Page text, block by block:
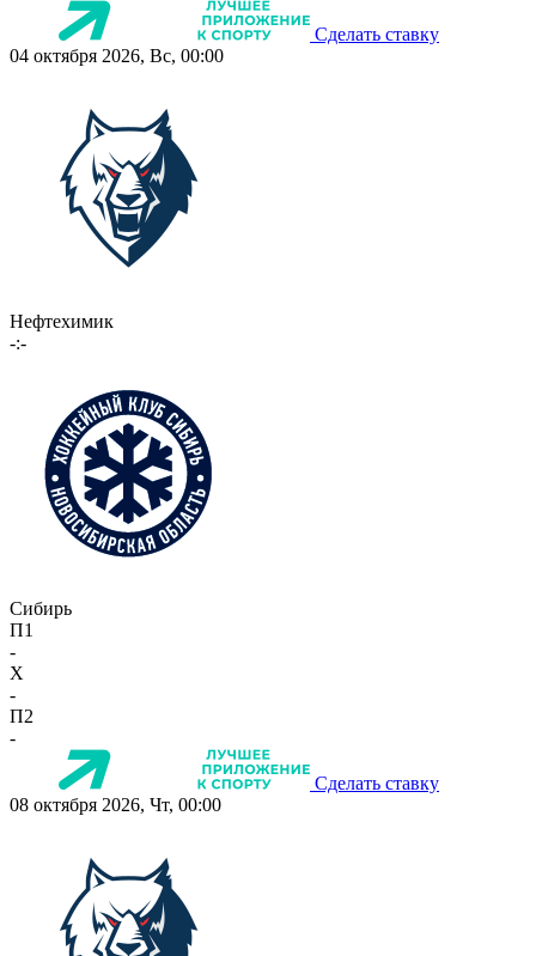
Сделать ставку
04 октября 2026, Вс, 00:00
Нефтехимик
-:-
Сибирь
П1
-
X
-
П2
-
Сделать ставку
08 октября 2026, Чт, 00:00